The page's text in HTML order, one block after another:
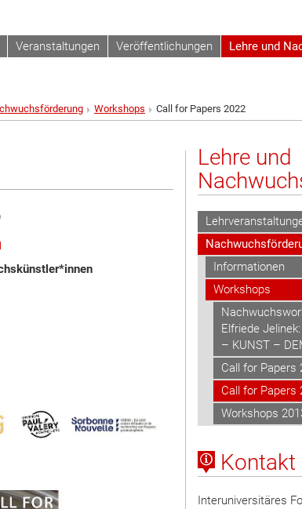
Veranstaltungen Veröffentlichungen Lehre und
Workshops Call for Papers 2022
Lehre und
Informationen
Workshops
Elfriede
– KUNST –
Call for Papers
Call for Papers
Workshops
Kontakt
Interuniversitäres